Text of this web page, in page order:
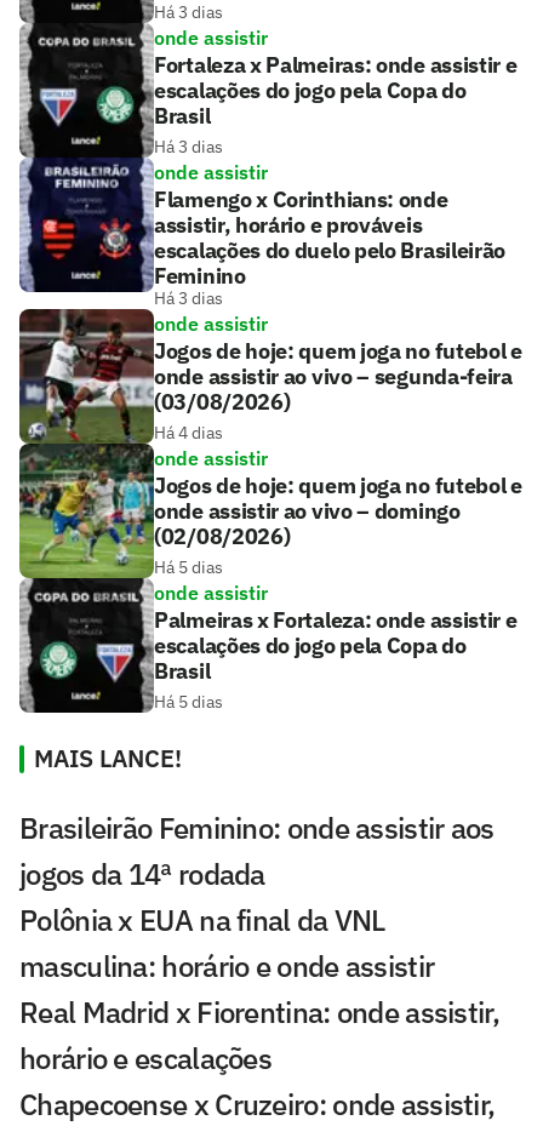
Há 3 dias
onde assistir
Fortaleza x Palmeiras: onde assistir e
escalações do jogo pela Copa do
Brasil
Há 3 dias
onde assistir
Flamengo x Corinthians: onde
assistir, horário e prováveis
escalações do duelo pelo Brasileirão
Feminino
Há 3 dias
onde assistir
Jogos de hoje: quem joga no futebol e
onde assistir ao vivo – segunda-feira
(03/08/2026)
Há 4 dias
onde assistir
Jogos de hoje: quem joga no futebol e
onde assistir ao vivo – domingo
(02/08/2026)
Há 5 dias
onde assistir
Palmeiras x Fortaleza: onde assistir e
escalações do jogo pela Copa do
Brasil
Há 5 dias
MAIS LANCE!
Brasileirão Feminino: onde assistir aos
jogos da 14ª rodada
Polônia x EUA na final da VNL
masculina: horário e onde assistir
Real Madrid x Fiorentina: onde assistir,
horário e escalações
Chapecoense x Cruzeiro: onde assistir,